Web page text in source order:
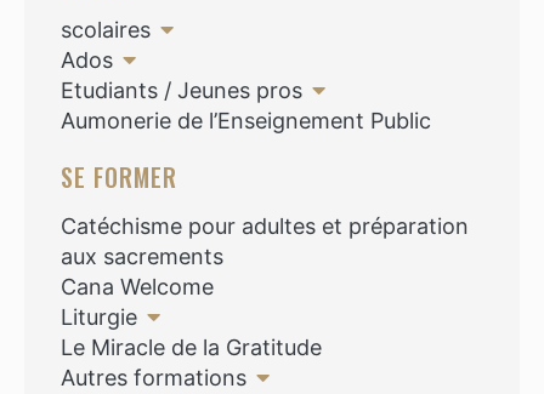
scolaires
Ados
Etudiants / Jeunes pros
Aumonerie de l’Enseignement Public
SE FORMER
Catéchisme pour adultes et préparation
aux sacrements
Cana Welcome
Liturgie
Le Miracle de la Gratitude
Autres formations